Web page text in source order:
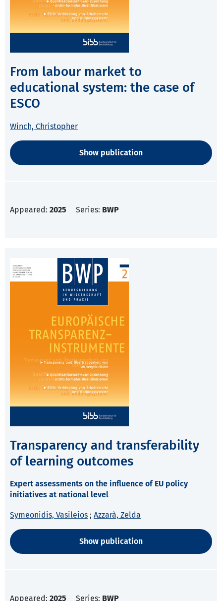
From labour market to
educational system: the case of
ESCO
Winch, Christopher
Show publication
Appeared: 2025 Series: BWP
Transparency and transferability
of learning outcomes
Expert assessments on the influence of EU policy
initiatives at national level
Symeonidis, Vasileios ; Azzarà, Zelda
Show publication
Appeared: 2025 Series: BWP